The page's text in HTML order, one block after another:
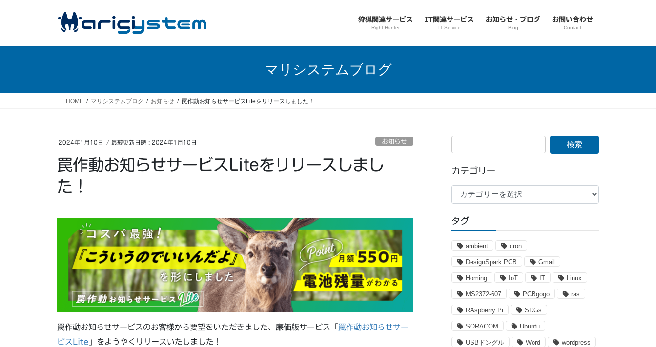
狩猟関連サービス
Right Hunter
IT関連サービス
IT Service
お知らせ・ブログ
Blog
お問い合わせ
Contact
マリシステムブログ
HOME マリシステムブログ お知らせ 罠作動お知らせサービスLiteをリリースしました！
2024年1月10日 / 最終更新日時 : 2024年1月10日 お知らせ
罠作動お知らせサービスLiteをリリースしまし
た！
罠作動お知らせサービスのお客様から要望をいただきました、廉価版サービス「 罠作動お知らせサー
ビスLite 」をようやくリリースいたしました！
カテゴリー
テ
リ
タグ
ambient cron
DesignSpark PCB Gmail
Homing IoT IT Linux
MS2372-607 PCBgogo ras
RAspberry Pi SDGs
SORACOM Ubuntu
USBドングル Word wordpress